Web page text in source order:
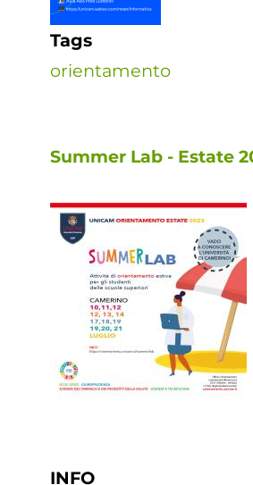
Tags
orientamento
Summer Lab - Estate
INFO